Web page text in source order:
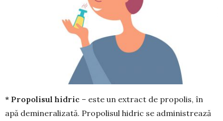
* Propolisul hidric – este un extract de pro­polis, în
apă demineralizată. Propolisul hi­dric se administrează